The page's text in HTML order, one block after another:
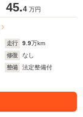
45.4 万円
走行 9.9万km
修復
なし
整備
法定整備付